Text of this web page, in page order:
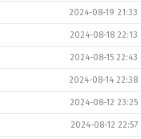
2024-08-19 21:33
2024-08-18 22:13
2024-08-15 22:43
2024-08-14 22:38
2024-08-12 23:25
2024-08-12 22:57